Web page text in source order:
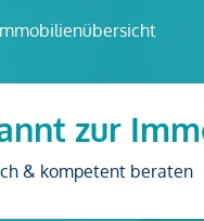
zur
& kompetent beraten